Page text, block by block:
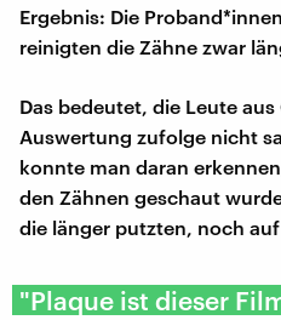
Ergebnis: Die
reinigten die Zähne zwar
Das bedeutet, die Leute
Auswertung zufolge nicht
konnte man daran
den Zähnen geschaut
die länger putzten, noch
"Plaque ist dieser